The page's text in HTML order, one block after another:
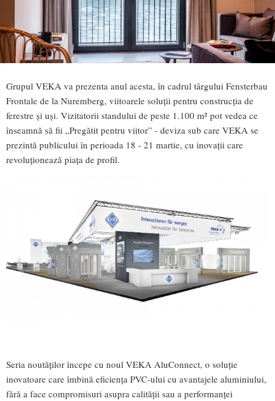
Grupul VEKA va prezenta anul acesta, în cadrul târgului Fensterbau
Frontale de la Nuremberg, viitoarele soluții pentru construcția de
ferestre și uși. Vizitatorii standului de peste 1.100 m² pot vedea ce
înseamnă să fii „Pregătit pentru viitor” - deviza sub care VEKA se
prezintă publicului în perioada 18 - 21 martie, cu inovații care
revoluționează piața de profil.
Seria noutăților începe cu noul VEKA AluConnect, o soluție
inovatoare care îmbină eficiența PVC-ului cu avantajele aluminiului,
fără a face compromisuri asupra calității sau a performanței